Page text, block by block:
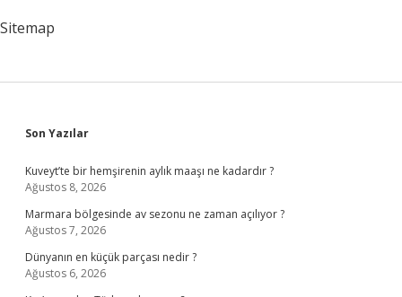
Sitemap
Sidebar
Son Yazılar
Kuveyt’te bir hemşirenin aylık maaşı ne kadardır ?
Ağustos 8, 2026
Marmara bölgesinde av sezonu ne zaman açılıyor ?
Ağustos 7, 2026
Dünyanın en küçük parçası nedir ?
Ağustos 6, 2026